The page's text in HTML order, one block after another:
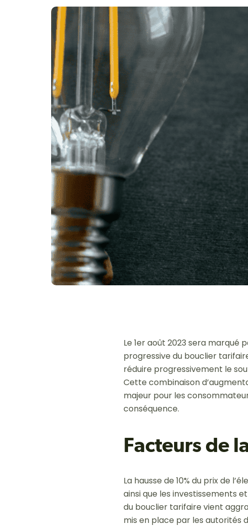
Le 1er août 2023 sera marqué
progressive du bouclier
réduire progressivement le
Cette combinaison
majeur pour les
conséquence.
Facteurs de
La hausse de 10% du prix de
ainsi que les investissements
du bouclier tarifaire vient
mis en place par les autorités